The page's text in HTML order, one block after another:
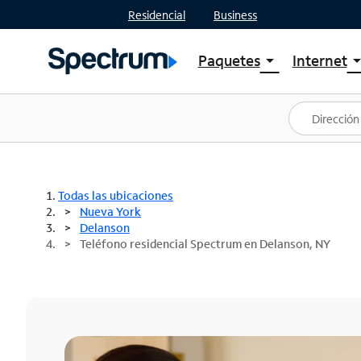
Residencial Business
Paquetesarrow_drop_down
Ver paquetes
Spectrum One
Mejores ofertas
Internetarrow_drop_down
Planes
Todas las ubicaciones
Nueva York
Delanson
Teléfono residencial Spectrum en Delanson, NY